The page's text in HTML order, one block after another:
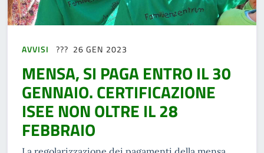
AVVISI 26 GEN 2023
MENSA, SI PAGA ENTRO IL 30
GENNAIO. CERTIFICAZIONE
ISEE NON OLTRE IL 28
FEBBRAIO